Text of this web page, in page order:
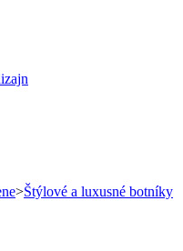
>Štýlové a luxusné botníky